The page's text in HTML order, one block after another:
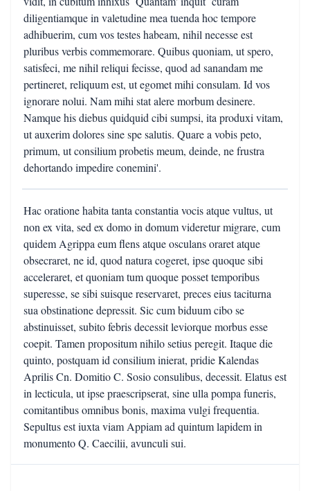
diligentiamque in valetudine mea tuenda hoc tempore
adhibuerim, cum vos testes habeam, nihil necesse est
pluribus verbis commemorare. Quibus quoniam, ut spero,
satisfeci, me nihil reliqui fecisse, quod ad sanandam me
pertineret, reliquum est, ut egomet mihi consulam. Id vos
ignorare nolui. Nam mihi stat alere morbum desinere.
Namque his diebus quidquid cibi sumpsi, ita produxi vitam,
ut auxerim dolores sine spe salutis. Quare a vobis peto,
primum, ut consilium probetis meum, deinde, ne frustra
dehortando impedire conemini'.
Hac oratione habita tanta constantia vocis atque vultus, ut
non ex vita, sed ex domo in domum videretur migrare, cum
quidem Agrippa eum flens atque osculans oraret atque
obsecraret, ne id, quod natura cogeret, ipse quoque sibi
acceleraret, et quoniam tum quoque posset temporibus
superesse, se sibi suisque reservaret, preces eius taciturna
sua obstinatione depressit. Sic cum biduum cibo se
abstinuisset, subito febris decessit leviorque morbus esse
coepit. Tamen propositum nihilo setius peregit. Itaque die
quinto, postquam id consilium inierat, pridie Kalendas
Aprilis Cn. Domitio C. Sosio consulibus, decessit. Elatus est
in lecticula, ut ipse praescripserat, sine ulla pompa funeris,
comitantibus omnibus bonis, maxima vulgi frequentia.
Sepultus est iuxta viam Appiam ad quintum lapidem in
monumento Q. Caecilii, avunculi sui.